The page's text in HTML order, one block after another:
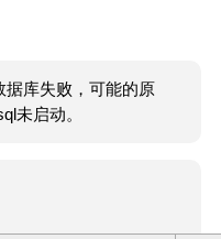
据库失败，可能的原
未启动。